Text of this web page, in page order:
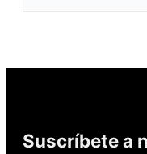
Suscríbete a